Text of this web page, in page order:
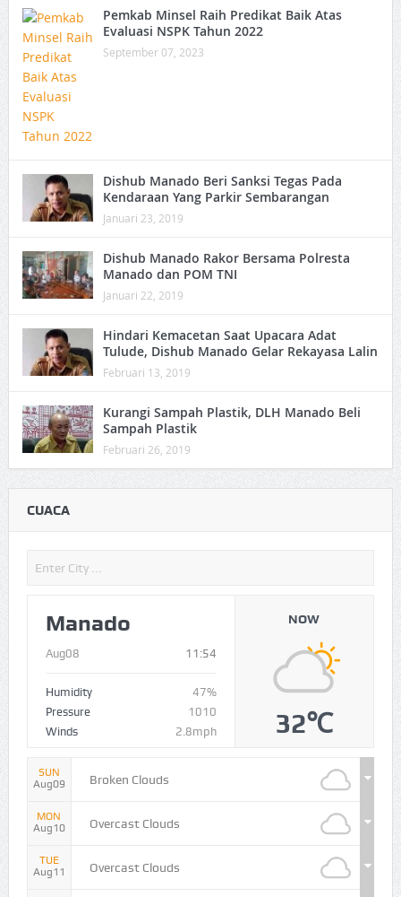
Pemkab Minsel Raih Predikat Baik Atas
Evaluasi NSPK Tahun 2022
September 07, 2023
Dishub Manado Beri Sanksi Tegas Pada
Kendaraan Yang Parkir Sembarangan
Januari 23, 2019
Dishub Manado Rakor Bersama Polresta
Manado dan POM TNI
Januari 22, 2019
Hindari Kemacetan Saat Upacara Adat
Tulude, Dishub Manado Gelar Rekayasa Lalin
Februari 13, 2019
Kurangi Sampah Plastik, DLH Manado Beli
Sampah Plastik
Februari 26, 2019
CUACA
Manado
Aug08 11:54
Humidity
47%
Pressure
1010
Winds
2.8mph
NOW
32℃
SUN
Aug09
Broken Clouds
MON
Aug10
Overcast Clouds
TUE
Aug11
Overcast Clouds